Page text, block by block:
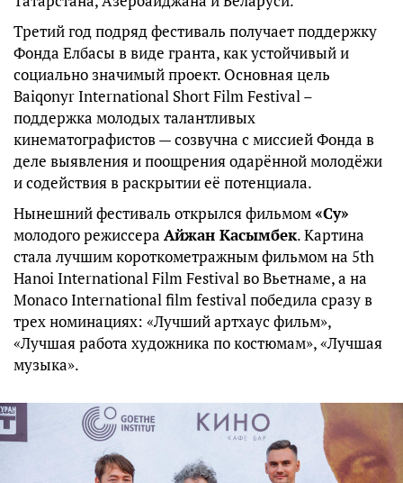
Третий год подряд фестиваль получает поддержку
Фонда Елбасы в виде гранта, как устойчивый и
социально значимый проект. Основная цель
Baiqonyr International Short Film Festival –
поддержка молодых талантливых
кинематографистов — созвучна с миссией Фонда в
деле выявления и поощрения одарённой молодёжи
и содействия в раскрытии её потенциала.
Нынешний фестиваль открылся фильмом«Су»
молодого режиссера Айжан Касымбек. Картина
стала лучшим короткометражным фильмом на 5th
Hanoi International Film Festival во Вьетнаме, а на
Monaco International film festival победила сразу в
трех номинациях: «Лучший артхаус фильм»,
«Лучшая работа художника по костюмам», «Лучшая
музыка».